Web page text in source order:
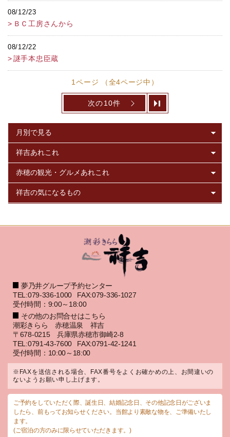
08/12/23
ＢＣ工房さんから
08/12/22
謎手本忠臣蔵
1ページ （全4ページ中）
次の10件
夢乃井グループ予約センター
TEL:079-336-1000
FAX:079-336-1027
受付時間：9:00～18:00
その他のお問合せはこちら
潮彩きらら 赤穂温泉 祥吉
〒678-0215 兵庫県赤穂市御崎2-8
TEL:0791-43-7600
FAX:0791-42-1241
受付時間：10:00～18:00
※FAXを送信される場合、FAX番号をよくお確かめの上、お間違いの
ないようお願い申し上げます。
ご予約をしていただく際、誕生日、結婚記念日、その他記念日がございま
したら、前もってお知らせください。当館より素敵な物を、ご準備いたし
ます。
(ご宿泊の方のみに限らせていただきます。)